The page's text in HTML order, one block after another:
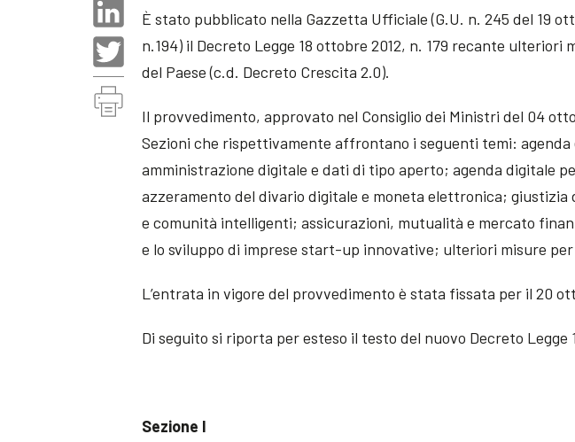
È stato pubblicato nella Gazzetta Ufficiale (G.U. n. 245 del 19
n.194) il Decreto Legge 18 ottobre 2012, n. 179 recante
del Paese (c.d. Decreto Crescita 2.0).
Il provvedimento, approvato nel Consiglio dei Ministri del 04
Sezioni che rispettivamente affrontano i seguenti temi:
amministrazione digitale e dati di tipo aperto; agenda digitale
azzeramento del divario digitale e moneta elettronica;
e comunità intelligenti; assicurazioni, mutualità e mercato
e lo sviluppo di imprese start-up innovative; ulteriori misure per
L’entrata in vigore del provvedimento è stata fissata per il 20
Di seguito si riporta per esteso il testo del nuovo Decreto Legge
Sezione I